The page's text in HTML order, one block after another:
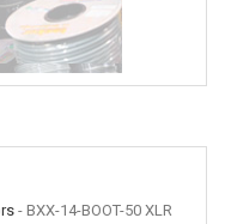
- BXX-14-BOOT-50 XLR